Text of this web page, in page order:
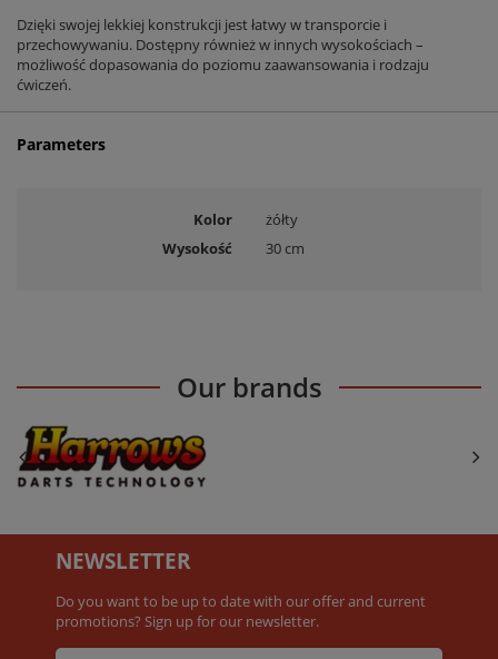
Dzięki swojej lekkiej konstrukcji jest łatwy w transporcie i
przechowywaniu. Dostępny również w innych wysokościach –
możliwość dopasowania do poziomu zaawansowania i rodzaju
ćwiczeń.
Parameters
Kolor
żółty
Wysokość
30 cm
Our brands
NEWSLETTER
Do you want to be up to date with our offer and current
promotions? Sign up for our newsletter.